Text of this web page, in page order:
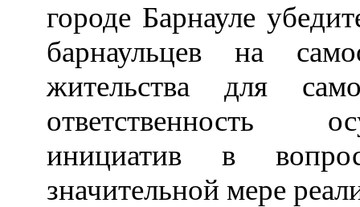
городе Барнауле
барнаульцев на
жительства для
ответственность
инициатив в
значительной мере